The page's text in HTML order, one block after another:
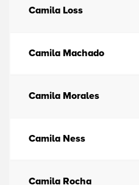
Camila Loss
Camila Machado
Camila Morales
Camila Ness
Camila Rocha